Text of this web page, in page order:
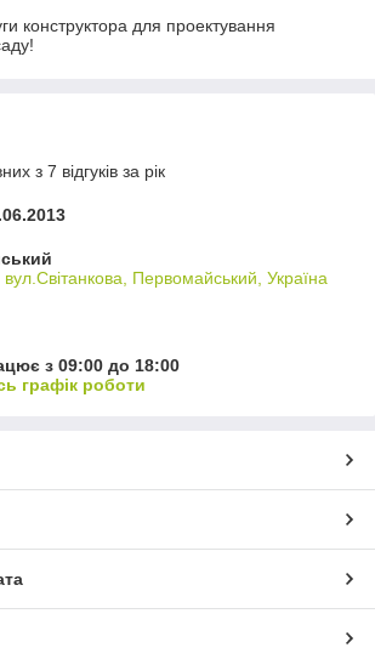
конструктора для проектування
з 7 відгуків за рік
Первомайський, Україна
з 09:00 до 18:00
графік роботи